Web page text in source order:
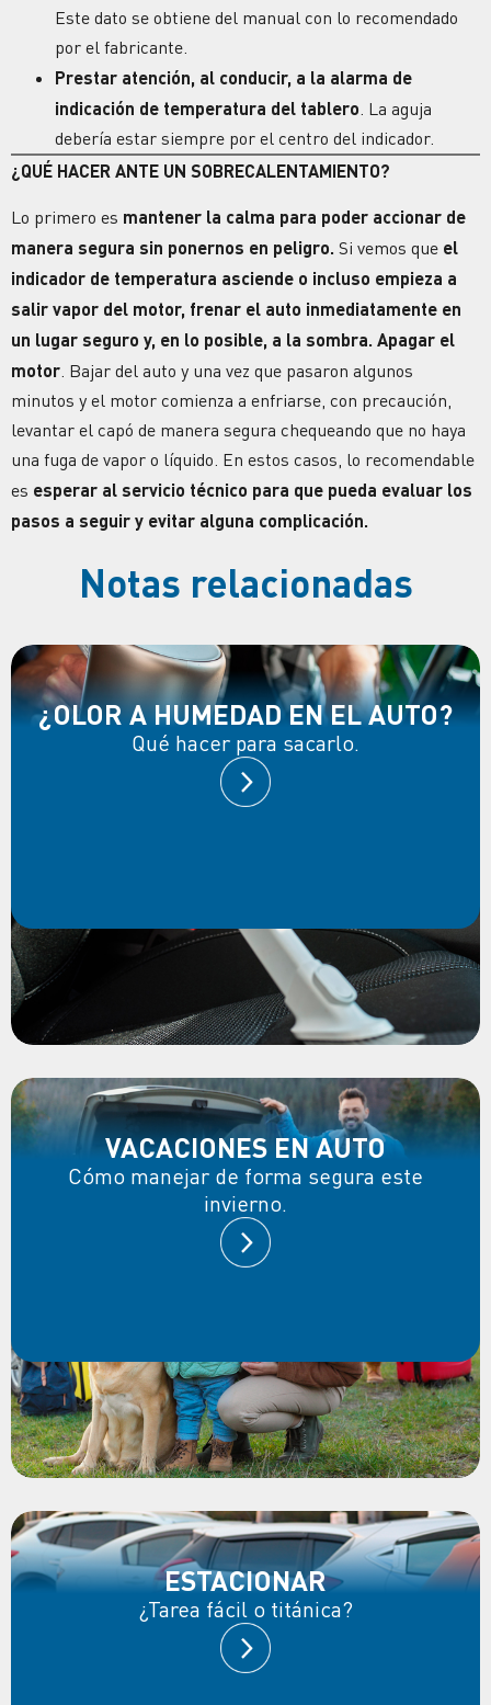
Este dato se obtiene del manual con lo recomendado
por el fabricante.
Prestar atención, al conducir, a la alarma de
indicación de temperatura del tablero . La aguja
debería estar siempre por el centro del indicador.
¿QUÉ HACER ANTE UN SOBRECALENTAMIENTO?
Lo primero es mantener la calma para poder accionar de
manera segura sin ponernos en peligro. Si vemos que el
indicador de temperatura asciende o incluso empieza a
salir vapor del motor, frenar el auto inmediatamente en
un lugar seguro y, en lo posible, a la sombra. Apagar el
motor . Bajar del auto y una vez que pasaron algunos
minutos y el motor comienza a enfriarse, con precaución,
levantar el capó de manera segura chequeando que no haya
una fuga de vapor o líquido. En estos casos, lo recomendable
es esperar al servicio técnico para que pueda evaluar los
pasos a seguir y evitar alguna complicación.
Notas relacionadas
¿OLOR A HUMEDAD EN EL AUTO?
Qué hacer para sacarlo.
VACACIONES EN AUTO
Cómo manejar de forma segura este
invierno.
ESTACIONAR
¿Tarea fácil o titánica?